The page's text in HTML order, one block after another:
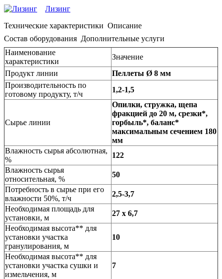
Лизинг
Технические характеристики Описание
Состав оборудования Дополнительные услуги
Наименование
характеристики
Значение
Продукт линии
Пеллеты Ø 8 мм
Производительность по
готовому продукту, т/ч
1,2-1,5
Сырье линии
Опилки, стружка, щепа
фракцией до 20 м, срезки*,
горбыль*, баланс*
максимальным сечением 180
мм
Влажность сырья абсолютная,
%
122
Влажность сырья
относительная, %
50
Потребность в сырье при его
влажности 50%, т/ч
2,5-3,7
Необходимая площадь для
установки, м
27 х 6,7
Необходимая высота** для
установки участка
гранулирования, м
10
Необходимая высота** для
установки участка сушки и
измельчения, м
7